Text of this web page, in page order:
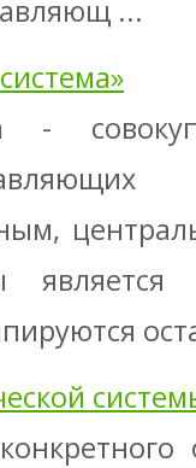
...
-
является